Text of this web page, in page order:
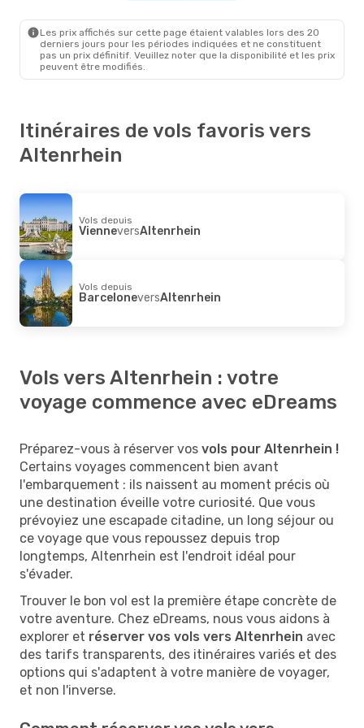
Les prix affichés sur cette page étaient valables lors des 20
derniers jours pour les périodes indiquées et ne constituent
pas un prix définitif. Veuillez noter que la disponibilité et les prix
peuvent être modifiés.
Itinéraires de vols favoris vers
Altenrhein
Vols depuis
VienneversAltenrhein
Vols depuis
BarceloneversAltenrhein
Vols vers Altenrhein : votre
voyage commence avec eDreams
Préparez-vous à réserver vos vols pour Altenrhein !
Certains voyages commencent bien avant
l'embarquement : ils naissent au moment précis où
une destination éveille votre curiosité. Que vous
prévoyiez une escapade citadine, un long séjour ou
ce voyage que vous repoussez depuis trop
longtemps, Altenrhein est l'endroit idéal pour
s'évader.
Trouver le bon vol est la première étape concrète de
votre aventure. Chez eDreams, nous vous aidons à
explorer et réserver vos vols vers Altenrhein avec
des tarifs transparents, des itinéraires variés et des
options qui s'adaptent à votre manière de voyager,
et non l'inverse.